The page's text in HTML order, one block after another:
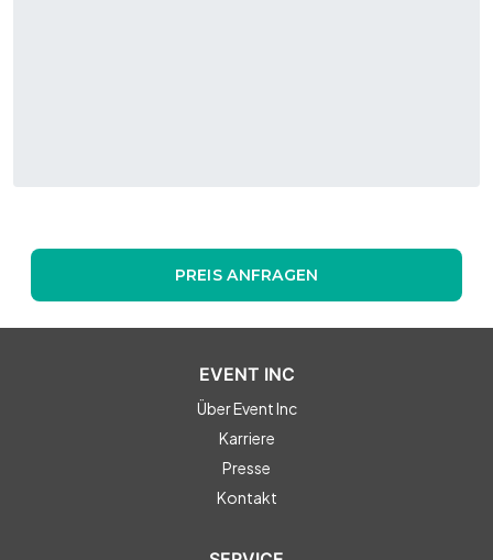
PREIS ANFRAGEN
EVENT INC
Über Event Inc
Karriere
Presse
Kontakt